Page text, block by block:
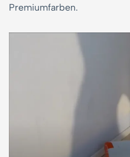
Premiumfarben.